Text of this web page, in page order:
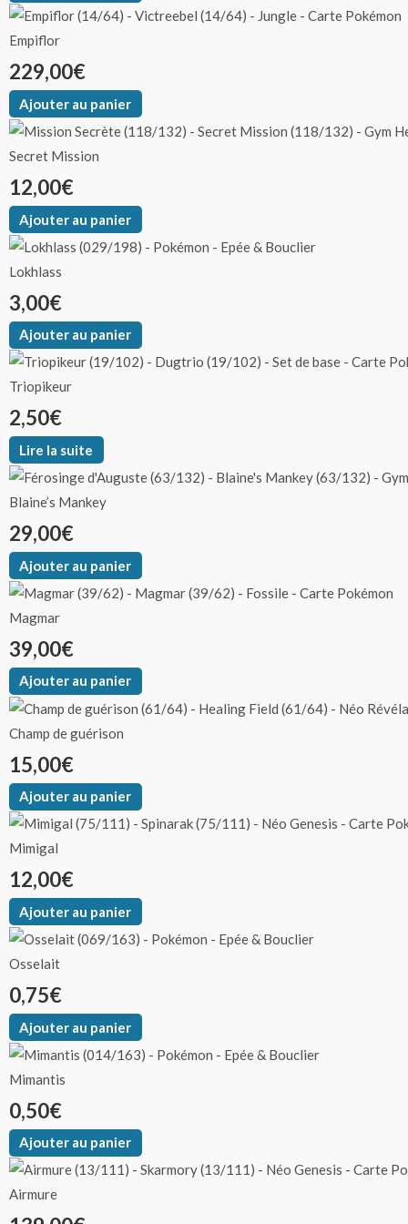
Empiflor
229,00€
Ajouter au panier
Secret Mission
12,00€
Ajouter au panier
Lokhlass
3,00€
Ajouter au panier
Triopikeur
2,50€
Lire la suite
Blaine’s Mankey
29,00€
Ajouter au panier
Magmar
39,00€
Ajouter au panier
Champ de guérison
15,00€
Ajouter au panier
Mimigal
12,00€
Ajouter au panier
Osselait
0,75€
Ajouter au panier
Mimantis
0,50€
Ajouter au panier
Airmure
produit
produit
produit